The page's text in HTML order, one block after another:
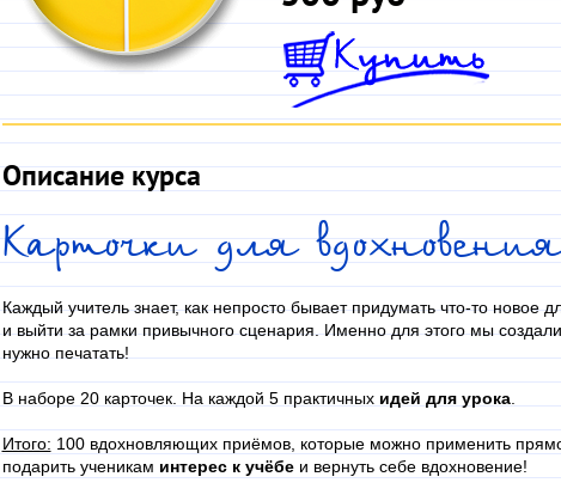
Описание курса
Карточки для вдохновения
Каждый учитель знает, как непросто бывает придумать что-то новое
и выйти за рамки привычного сценария. Именно для этого мы
нужно печатать!
В наборе 20 карточек. На каждой 5 практичных идей для урока.
Итого: 100 вдохновляющих приёмов, которые можно применить
подарить ученикам интерес к учёбеи вернуть себе вдохновение!